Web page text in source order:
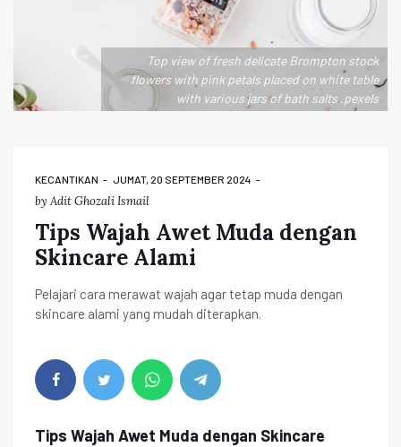
Top view of fresh delicate Brompton stock
flowers with pink petals placed on white table
with various jars of bath salts .pexels
KECANTIKAN JUMAT, 20 SEPTEMBER 2024
by Adit Ghozali Ismail
Tips Wajah Awet Muda dengan
Skincare Alami
Pelajari cara merawat wajah agar tetap muda dengan
skincare alami yang mudah diterapkan.
Tips Wajah Awet Muda dengan Skincare